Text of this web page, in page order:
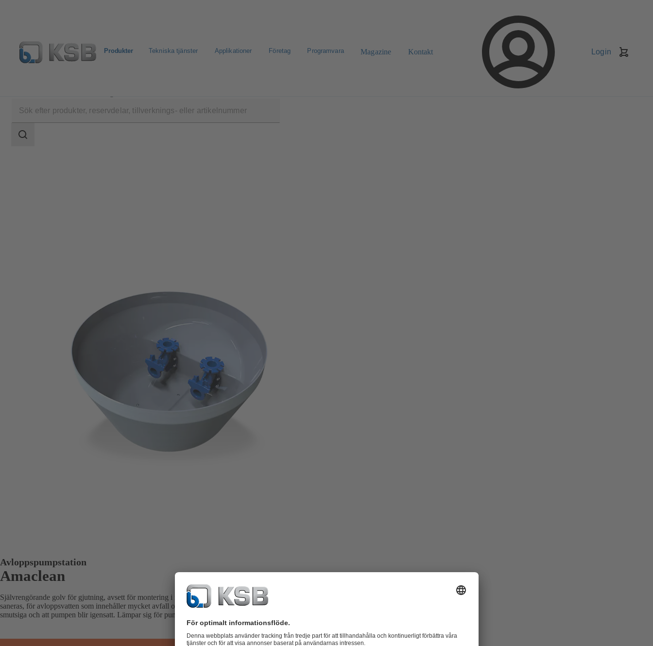
Produkter Tekniska tjänster Applikationer Företag Programvara Magazine Kontakt Login
Sökomfattning
Avloppspumpstation
Amaclean
Självrengörande golv för gjutning, avsett för montering i nya betongbyggnadsverk eller sådana som behöver
saneras, för avloppsvatten som innehåller mycket avfall och fibrer, för att förhindra att byggnadsverk blir
smutsiga och att pumpen blir igensatt. Lämpar sig för pumpstationen där det luktar illa och/eller gaser frigörs.